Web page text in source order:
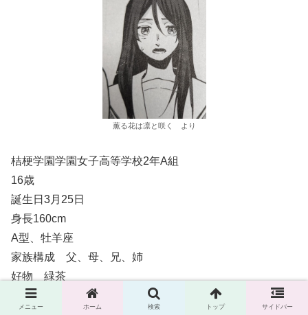
薫る花は凛と咲く より
桔梗学園学園女子高等学校2年A組
16歳
誕生日3月25日
身長160cm
A型、牡羊座
家族構成 父、母、兄、姉
好物 緑茶
趣味 好きなガールズグループのダンス動画を観ること
メニュー ホーム 検索 トップ サイドバー